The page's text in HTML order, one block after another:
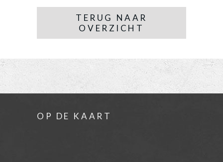
TERUG NAAR
OVERZICHT
OP DE KAART